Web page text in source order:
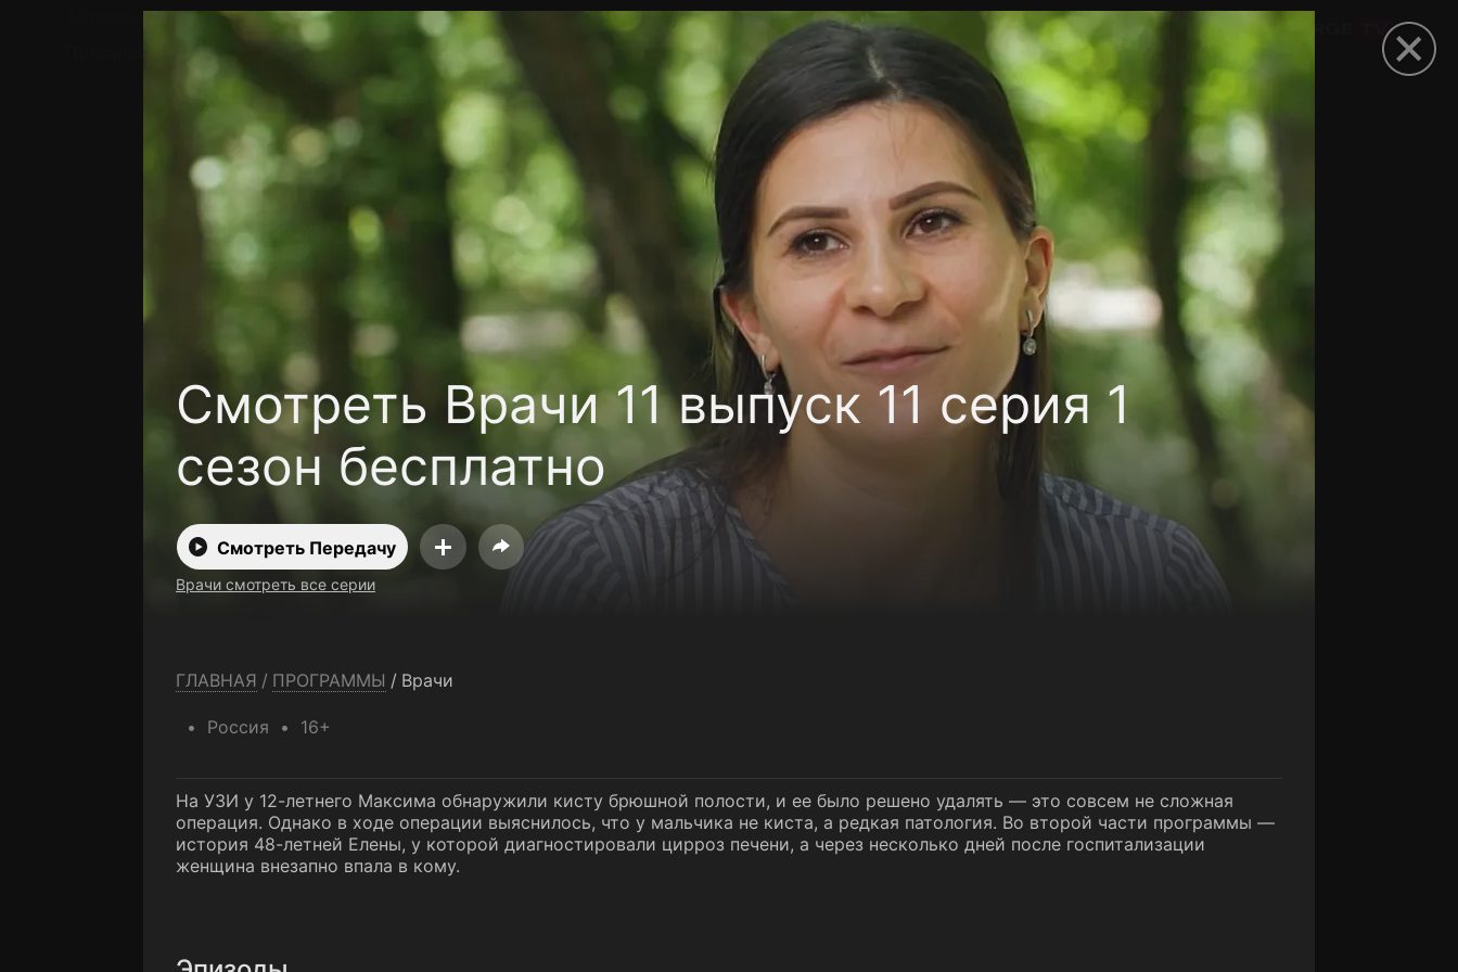
Смотреть Врачи 11 выпуск 11 серия 1
сезон бесплатно
Смотреть Передачу
Врачи смотреть все серии
ГЛАВНАЯ / ПРОГРАММЫ / Врачи
Россия 16+
На УЗИ у 12-летнего Максима обнаружили кисту брюшной полости, и ее было решено удалять — это совсем не сложная
операция. Однако в ходе операции выяснилось, что у мальчика не киста, а редкая патология. Во второй части программы —
история 48-летней Елены, у которой диагностировали цирроз печени, а через несколько дней после госпитализации
женщина внезапно впала в кому.
Телефон поддержки:+7 (727) 323 10 92
Пользовательское соглашение
Политика конфиденциальности Открыть приложение Ввести промокод